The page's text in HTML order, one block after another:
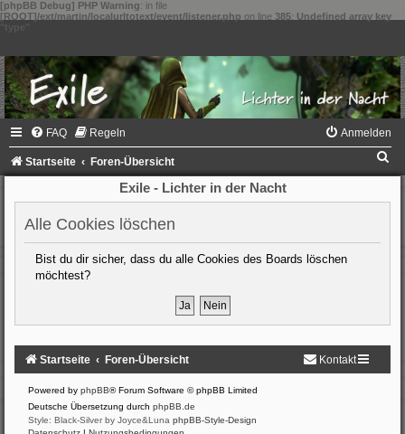
[phpBB Debug] PHP Warning: in file
[ROOT]/ext/martin/localurltotext/event/listener.php on line 385: Undefined array key
FAQ Regeln Anmelden
Startseite Foren-Übersicht
Exile - Lichter in der Nacht
Alle Cookies löschen
Bist du dir sicher, dass du alle Cookies des Boards löschen
möchtest?
Startseite Foren-Übersicht Kontakt
Powered by phpBB® Forum Software © phpBB Limited
Deutsche Übersetzung durch phpBB.de
Style: Black-Silver by Joyce&Luna phpBB-Style-Design